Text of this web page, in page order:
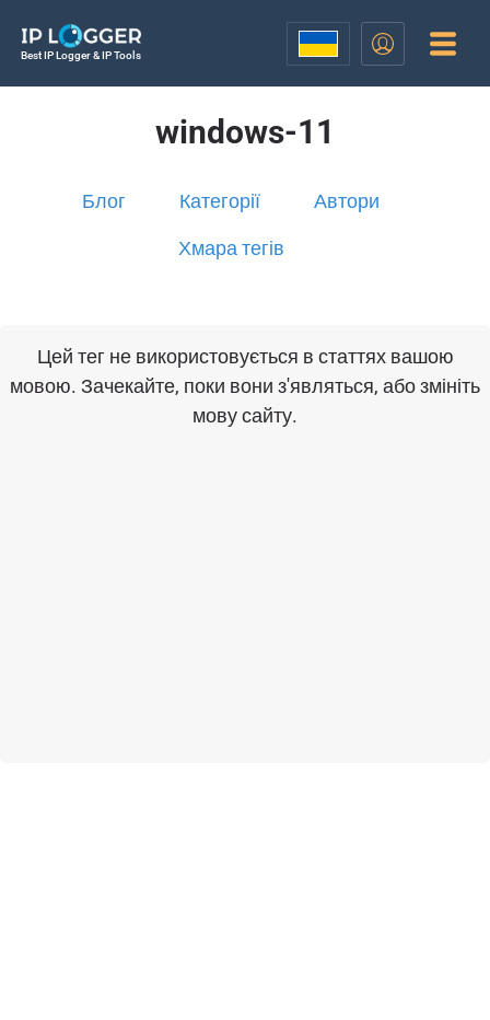
Best IP Logger & IP Tools
windows-11
Блог Категорії Автори
Хмара тегів